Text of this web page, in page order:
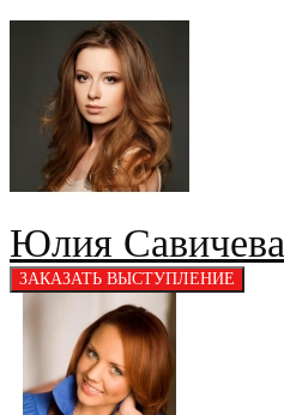
Юлия Савичева